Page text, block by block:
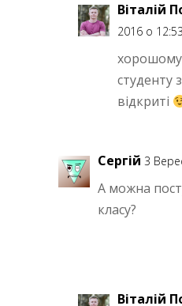
Віталій
2016 о 12:53
хорошому
студенту
відкриті
Сергій 3
А можна
класу?
Віталій